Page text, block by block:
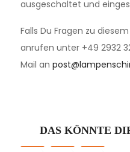
ausgeschaltet und
Falls Du Fragen zu
anrufen unter +49 2932
Mail an
DAS KÖNNTE